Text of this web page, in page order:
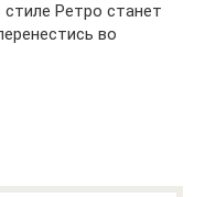
Ретро станет
во